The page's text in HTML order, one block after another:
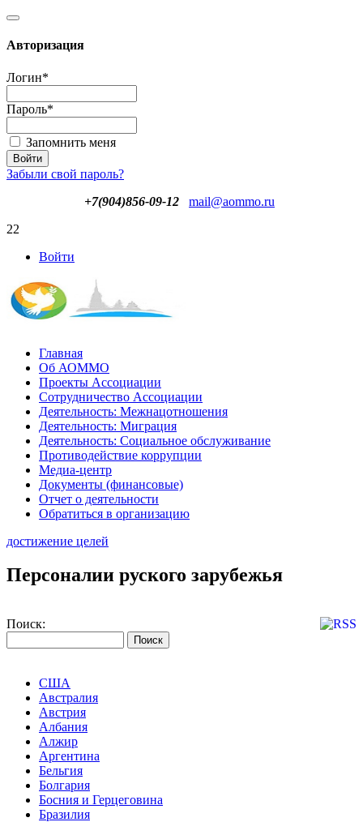
Авторизация
Логин*
Пароль*
Запомнить меня
Забыли свой пароль?
+7(904)856-09-12
mail@aommo.ru
22
Войти
Главная
Об АОММО
Проекты Ассоциации
Сотрудничество Ассоциации
Деятельность: Межнацотношения
Деятельность: Миграция
Деятельность: Социальное обслуживание
Противодействие коррупции
Медиа-центр
Документы (финансовые)
Отчет о деятельности
Обратиться в организацию
достижение целей
Персоналии руского зарубежья
Поиск:
США
Австралия
Австрия
Албания
Алжир
Аргентина
Бельгия
Болгария
Босния и Герцеговина
Бразилия